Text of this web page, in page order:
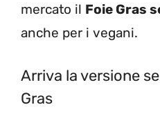
mercato il Foie Gras
anche per i vegani.
Arriva la versione
Gras